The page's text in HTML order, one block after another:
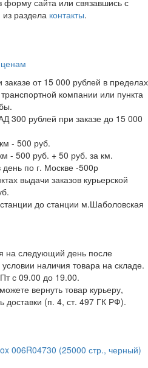
форму сайта или связавшись с
раздела контакты.
заказе от 15 000 рублей в пределах
компании или пункта
300 рублей при заказе до 15 000
- 500 руб.
- 500 руб. + 50 руб. за км.
по г. Москве -500р
выдачи заказов курьерской
до станции м.Шаболовская
на следующий день после
наличия товара на складе.
с 09.00 до 19.00.
вернуть товар курьеру,
доставки (п. 4, ст. 497 ГК РФ).